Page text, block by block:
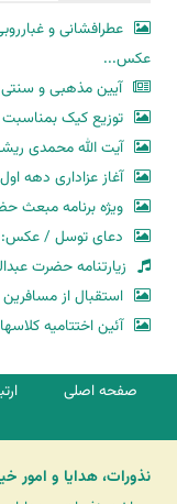
عطرافشانی و
عکس...
آیین مذهبی و
توزیع کیک
آیت الله محمدی
آغاز عزاداری
ویژه برنامه
دعای توسل / عکس:
زیارتنامه حضرت
استقبال از
آئین اختتامیه
صفحه اصلی
نذورات، هدایا و امور